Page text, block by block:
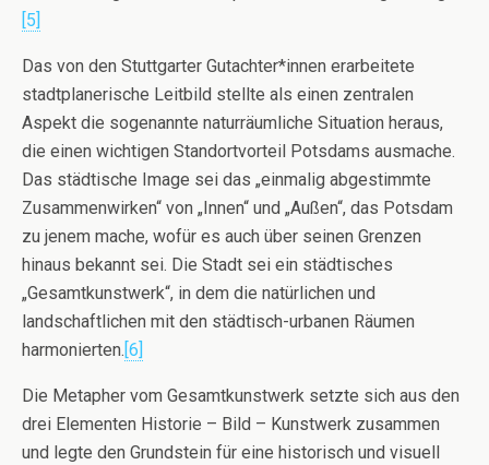
[5]
Das von den Stuttgarter Gutachter*innen erarbeitete
stadtplanerische Leitbild stellte als einen zentralen
Aspekt die sogenannte naturräumliche Situation heraus,
die einen wichtigen Standortvorteil Potsdams ausmache.
Das städtische Image sei das „einmalig abgestimmte
Zusammenwirken“ von „Innen“ und „Außen“, das Potsdam
zu jenem mache, wofür es auch über seinen Grenzen
hinaus bekannt sei. Die Stadt sei ein städtisches
„Gesamtkunstwerk“, in dem die natürlichen und
landschaftlichen mit den städtisch-urbanen Räumen
harmonierten.[6]
Die Metapher vom Gesamtkunstwerk setzte sich aus den
drei Elementen Historie – Bild – Kunstwerk zusammen
und legte den Grundstein für eine historisch und visuell